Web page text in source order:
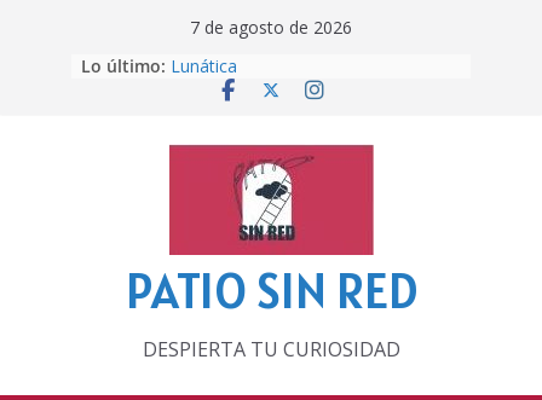
7 de agosto de 2026
Lo último: Lunática
Pero, hasta entonces…
‘La broma infinita’ de recomendar
lecturas veraniegas
Otra del Mundial
PATIO SIN RED
DESPIERTA TU CURIOSIDAD